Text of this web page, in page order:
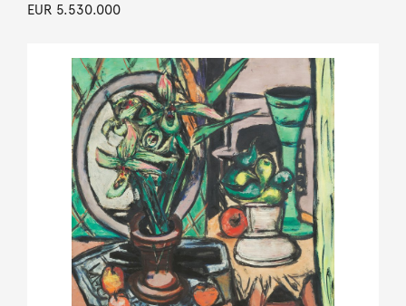
EUR 5.530.000